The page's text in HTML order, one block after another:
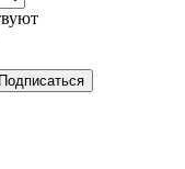
Подписаться